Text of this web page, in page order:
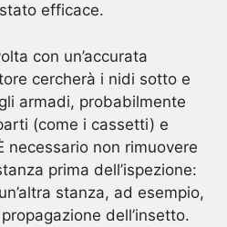
efficace.
con un’accurata
cercherà i nidi sotto e
armadi, probabilmente
(come i cassetti) e
necessario non rimuovere
prima dell’ispezione:
stanza, ad esempio,
dell’insetto.